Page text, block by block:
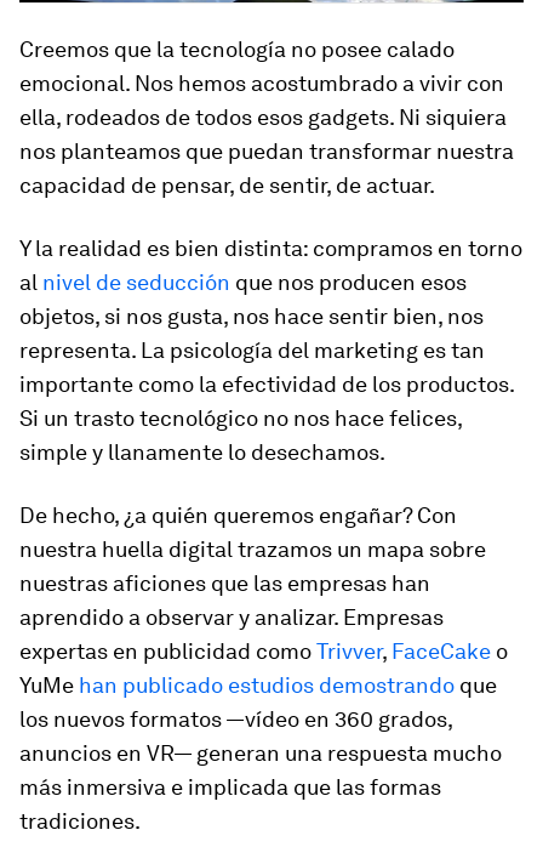
Creemos que la tecnología no posee calado
emocional. Nos hemos acostumbrado a vivir con
ella, rodeados de todos esos gadgets. Ni siquiera
nos planteamos que puedan transformar nuestra
capacidad de pensar, de sentir, de actuar.
Y la realidad es bien distinta: compramos en torno
al nivel de seducción que nos producen esos
objetos, si nos gusta, nos hace sentir bien, nos
representa. La psicología del marketing es tan
importante como la efectividad de los productos.
Si un trasto tecnológico no nos hace felices,
simple y llanamente lo desechamos.
De hecho, ¿a quién queremos engañar? Con
nuestra huella digital trazamos un mapa sobre
nuestras aficiones que las empresas han
aprendido a observar y analizar. Empresas
expertas en publicidad comoTrivver, FaceCake o
YuMe han publicado estudios demostrando que
los nuevos formatos —vídeo en 360 grados,
anuncios en VR— generan una respuesta mucho
más inmersiva e implicada que las formas
tradiciones.